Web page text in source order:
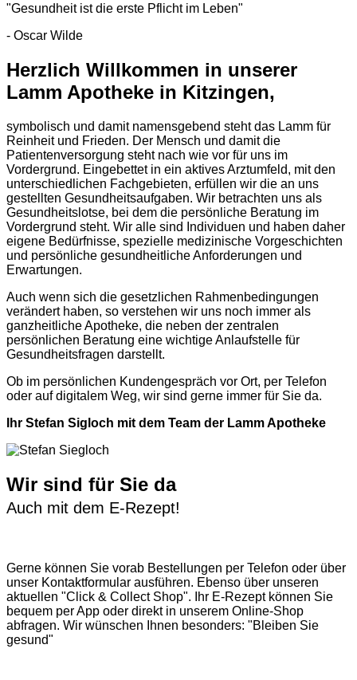
"Gesundheit ist die erste Pflicht im Leben"
- Oscar Wilde
Herzlich Willkommen in unserer
Lamm Apotheke in Kitzingen,
symbolisch und damit namensgebend steht das Lamm für
Reinheit und Frieden. Der Mensch und damit die
Patientenversorgung steht nach wie vor für uns im
Vordergrund. Eingebettet in ein aktives Arztumfeld, mit den
unterschiedlichen Fachgebieten, erfüllen wir die an uns
gestellten Gesundheitsaufgaben. Wir betrachten uns als
Gesundheitslotse, bei dem die persönliche Beratung im
Vordergrund steht. Wir alle sind Individuen und haben daher
eigene Bedürfnisse, spezielle medizinische Vorgeschichten
und persönliche gesundheitliche Anforderungen und
Erwartungen.
Auch wenn sich die gesetzlichen Rahmenbedingungen
verändert haben, so verstehen wir uns noch immer als
ganzheitliche Apotheke, die neben der zentralen
persönlichen Beratung eine wichtige Anlaufstelle für
Gesundheitsfragen darstellt.
Ob im persönlichen Kundengespräch vor Ort, per Telefon
oder auf digitalem Weg, wir sind gerne immer für Sie da.
Ihr Stefan Sigloch mit dem Team der Lamm Apotheke
Wir sind für Sie da
Auch mit dem E-Rezept!
Gerne können Sie vorab Bestellungen per Telefon oder über
unser Kontaktformular ausführen. Ebenso über unseren
aktuellen "Click & Collect Shop". Ihr E-Rezept können Sie
bequem per App oder direkt in unserem Online-Shop
abfragen. Wir wünschen Ihnen besonders: "Bleiben Sie
gesund"